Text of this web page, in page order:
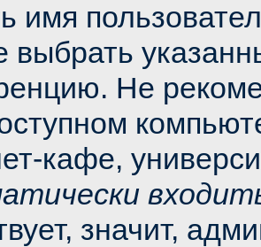
имя
выбрать
Не
кафе,
значит,